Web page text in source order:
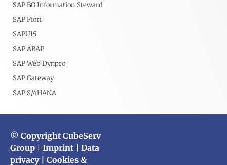
SAP BO Information Steward
SAP Fiori
SAPUI5
SAP ABAP
SAP Web Dynpro
SAP Gateway
SAP S/4HANA
© Copyright CubeServ
Group
Imprint
Data
privacy| Cookies &